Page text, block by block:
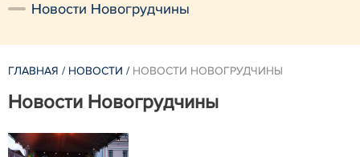
Новости Новогрудчины
ГЛАВНАЯ / НОВОСТИ / НОВОСТИ НОВОГРУДЧИНЫ
Новости Новогрудчины